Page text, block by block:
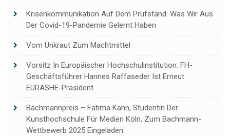
Krisenkommunikation Auf Dem Prüfstand: Was Wir Aus
Der Covid-19-Pandemie Gelernt Haben
Vom Unkraut Zum Machtmittel
Vorsitz In Europäischer Hochschulinstitution: FH-
Geschäftsführer Hannes Raffaseder Ist Erneut
EURASHE-Präsident
Bachmannpreis – Fatima Kahn, Studentin Der
Kunsthochschule Für Medien Köln, Zum Bachmann-
Wettbewerb 2025 Eingeladen